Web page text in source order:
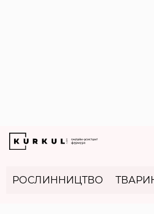
РОСЛИННИЦТВО